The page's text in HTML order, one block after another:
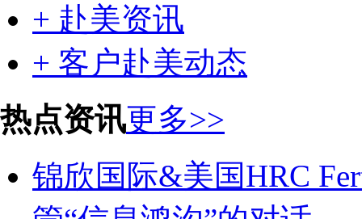
+ 赴美资讯
+ 客户赴美动态
热点资讯更多>>
锦欣国际&美国HRC